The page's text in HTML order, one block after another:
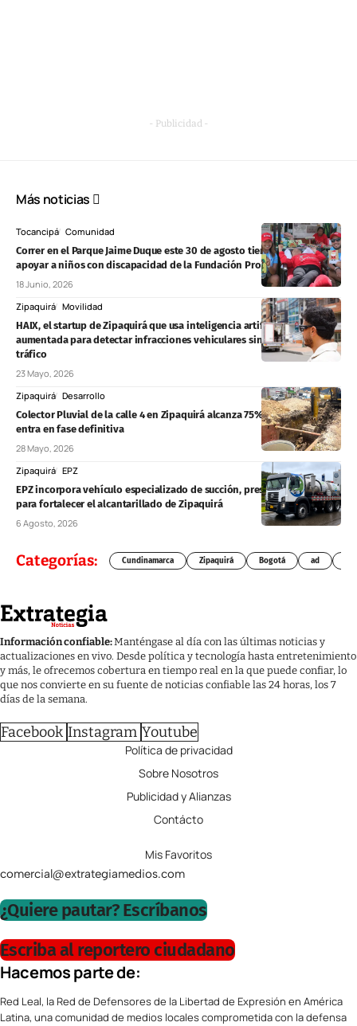
- Publicidad -
Más noticias
Tocancipá Comunidad
Correr en el Parque Jaime Duque este 30 de agosto tiene un propósito:
apoyar a niños con discapacidad de la Fundación Proyecto Unión
18 Junio, 2026
Zipaquirá Movilidad
HAIX, el startup de Zipaquirá que usa inteligencia artificial y realidad
aumentada para detectar infracciones vehiculares sin detener el
tráfico
23 Mayo, 2026
Zipaquirá Desarrollo
Colector Pluvial de la calle 4 en Zipaquirá alcanza 75% de avance y
entra en fase definitiva
28 Mayo, 2026
Zipaquirá EPZ
EPZ incorpora vehículo especializado de succión, presión y lavado
para fortalecer el alcantarillado de Zipaquirá
6 Agosto, 2026
Categorías: Cundinamarca Zipaquirá Bogotá ad
Información confiable:Manténgase al día con las últimas noticias y
actualizaciones en vivo. Desde política y tecnología hasta entretenimiento
y más, le ofrecemos cobertura en tiempo real en la que puede confiar, lo
que nos convierte en su fuente de noticias confiable las 24 horas, los 7
días de la semana.
Facebook Instagram Youtube
Política de privacidad
Sobre Nosotros
Publicidad y Alianzas
Contácto
Mis Favoritos
comercial@extrategiamedios.com
¿Quiere pautar? Escríbanos
Escriba al reportero ciudadano
Hacemos parte de:
Red Leal, la Red de Defensores de la Libertad de Expresión en América
Latina, una comunidad de medios locales comprometida con la defensa